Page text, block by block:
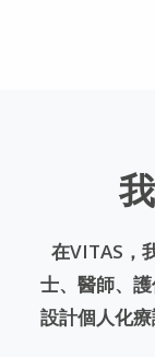
在VITAS，
士、醫師、
設計個人化